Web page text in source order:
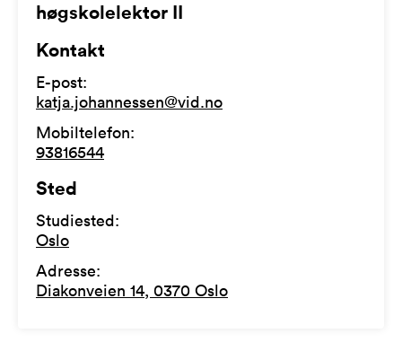
høgskolelektor II
Kontakt
E-post:
katja.johannessen@vid.no
Mobiltelefon:
93816544
Sted
Studiested:
Oslo
Adresse:
Diakonveien 14, 0370 Oslo